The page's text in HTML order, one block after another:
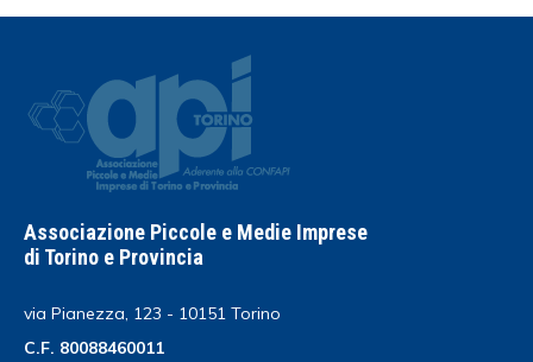
Associazione Piccole e Medie Imprese
di Torino e Provincia
via Pianezza, 123 - 10151 Torino
C.F. 80088460011